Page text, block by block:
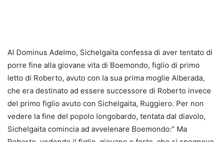
Al Dominus Adelmo, Sichelgaita confessa di aver tentato di
porre fine alla giovane vita di Boemondo, figlio di primo
letto di Roberto, avuto con la sua prima moglie Alberada,
che era destinato ad essere successore di Roberto invece
del primo figlio avuto con Sichelgaita, Ruggiero. Per non
vedere la fine del popolo longobardo, tentata dal diavolo,
Sichelgaita comincia ad avvelenare Boemondo:” Ma